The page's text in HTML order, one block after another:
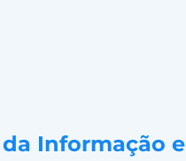
Informação e